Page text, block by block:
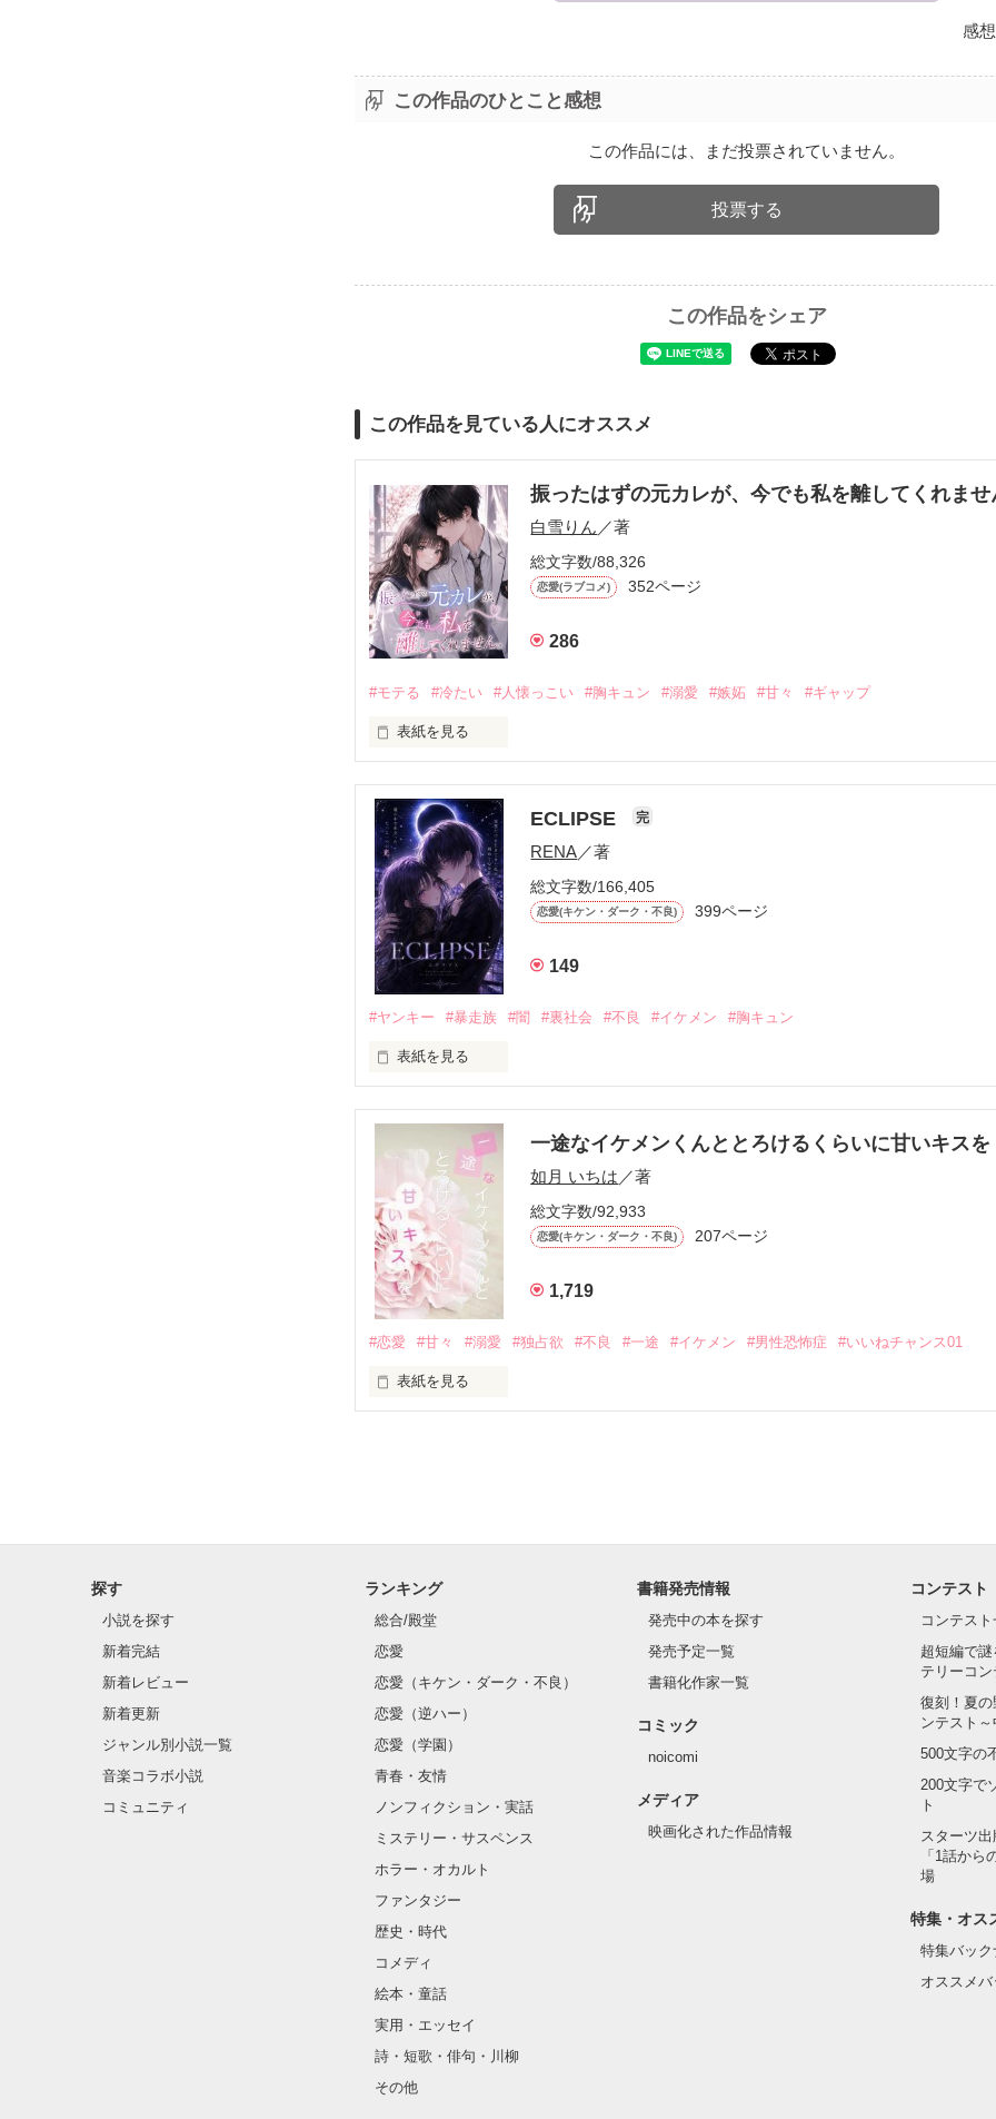
感
この作品のひとこと感想
この作品には、まだ投票されていません。
投票する
この作品をシェア
この作品を見ている人にオススメ
振ったはずの元カレが、今でも私を離してくれませ
白雪りん ／著
総文字数/88,326
恋愛(ラブコメ) 352ページ
286
#モテる #冷たい #人懐っこい #胸キュン #溺愛 #嫉妬 #甘々 #ギャップ
表紙を見る
モテる人を好きになるのが怖かった。
だから私は、中学時代に大好きだった彼を自分から振った。
もう会うことはないと思っていたのに、
高校生になって再会した彼は、隣の学校で”王子様”と呼ばれる人気者になっていた。
他の女の子には冷たいのに
「澪ちゃん。」
それは止まっていた恋が再び動き始める合図──。
✨.ﾟ･*..☆.｡.:*✨.☆.｡.:. *:ﾟ✨.ﾟ･*..☆.｡.:*✨
人見知りだけど優しい無自覚だけどモテる
冴木澪-SaekiMio
×
基本女子に冷たいのに澪にはわんこ男子になる
篠宮光-ShinomiyaHikaru
✨.ﾟ･*..☆.｡.:*✨.☆.｡.:. *:ﾟ✨.ﾟ･*..☆.｡.:*✨
ECLIPSE 完
RENA／著
総文字数/166,405
恋愛(キケン・ダーク・不良) 399ページ
149
#ヤンキー #暴走族 #闇 #裏社会 #不良 #イケメン #胸キュン
表紙を見る
一途なイケメンくんととろけるくらいに甘いキスを
如月 いちは ／著
総文字数/92,933
恋愛(キケン・ダーク・不良) 207ページ
1,719
#恋愛 #甘々 #溺愛 #独占欲 #不良 #一途 #イケメン #男性恐怖症 #いいねチャンス01
表紙を見る
クラス替えをして隣の席になったのは────
金髪に近い明るい髪色
片耳には琥珀色のピアス
ほとんど笑顔なんて見せたことがなくてぶっきらぼう
そんな性格と見た目のせいで学校中のみんなから
怖くて近づいてはいけない人だと思っていたのに
「なんかあったら連絡して。すぐ助けに行く」
探す
小説を探す
新着完結
新着レビュー
新着更新
ジャンル別小説一覧
音楽コラボ小説
コミュニティ
ランキング
総合/殿堂
恋愛
恋愛（キケン・ダーク・不良）
恋愛（逆ハー）
恋愛（学園）
青春・友情
ノンフィクション・実話
ミステリー・サスペンス
ホラー・オカルト
ファンタジー
歴史・時代
コメディ
絵本・童話
実用・エッセイ
詩・短歌・俳句・川柳
その他
書籍発売情報
発売中の本を探す
発売予定一覧
書籍化作家一覧
コミック
noicomi
メディア
映画化された作品情報
コンテスト
コンテスト
超短編で
テリーコン
復刻！夏
ンテスト
500文字の
200文字で
ト
スターツ
「1話から
場
特集・オス
特集バック
オススメ